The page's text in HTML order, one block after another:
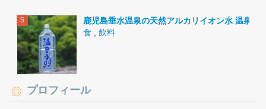
鹿児島垂水温泉の天然アルカリイオン水 温泉水
食
飲料
プロフィール